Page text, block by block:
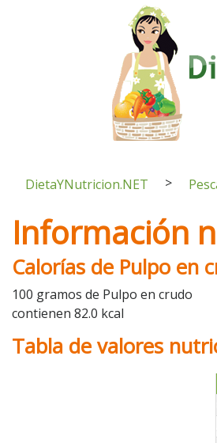
DietaYNutricion.NET >
Información
Calorías de Pulpo en
100 gramos de Pulpo en crudo
contienen 82.0 kcal
Tabla de valores